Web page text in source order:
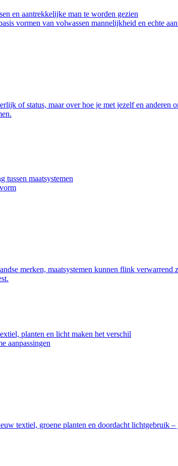
en aantrekkelijke man te worden gezien
vormen van volwassen mannelijkheid en echte
of status, maar over hoe je met jezelf en
tussen maatsystemen
merken, maatsystemen kunnen flink
planten en licht maken het verschil
aanpassingen
textiel, groene planten en doordacht